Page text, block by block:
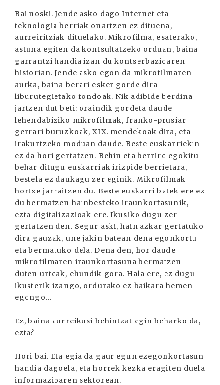
Bai noski. Jende asko dago Internet eta
teknologia berriak onartzen ez dituena,
aurreiritziak dituelako. Mikrofilma, esaterako,
astuna egiten da kontsultatzeko orduan, baina
garrantzi handia izan du kontserbazioaren
historian. Jende asko egon da mikrofilmaren
aurka, baina berari esker gorde dira
liburutegietako fondoak. Nik adibide berdina
jartzen dut beti: oraindik gordeta daude
lehendabiziko mikrofilmak, franko-prusiar
gerrari buruzkoak, XIX. mendekoak dira, eta
irakurtzeko moduan daude. Beste euskarriekin
ez da hori gertatzen. Behin eta berriro egokitu
behar ditugu euskarriak irizpide berrietara,
bestela ez daukagu zer eginik. Mikrofilmak
hortxe jarraitzen du. Beste euskarri batek ere ez
du bermatzen hainbesteko iraunkortasunik,
ezta digitalizazioak ere. Ikusiko dugu zer
gertatzen den. Segur aski, hain azkar gertatuko
dira gauzak, une jakin batean dena egonkortu
eta bermatuko dela. Dena den, hor daude
mikrofilmaren iraunkortasuna bermatzen
duten urteak, ehundik gora. Hala ere, ez dugu
ikusterik izango, ordurako ez baikara hemen
egongo...
Ez, baina aurreikusi behintzat egin beharko da,
ezta?
Hori bai. Eta egia da gaur egun ezegonkortasun
handia dagoela, eta horrek kezka eragiten duela
informazioaren sektorean.